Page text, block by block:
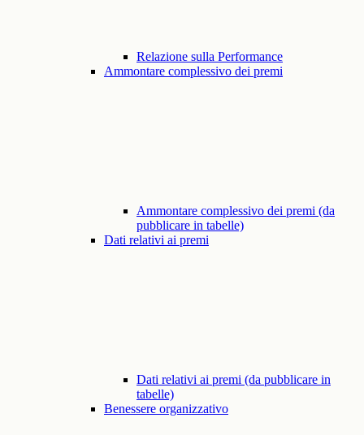
Relazione sulla Performance
Ammontare complessivo dei premi
Ammontare complessivo dei premi (da
pubblicare in tabelle)
Dati relativi ai premi
Dati relativi ai premi (da pubblicare in
tabelle)
Benessere organizzativo